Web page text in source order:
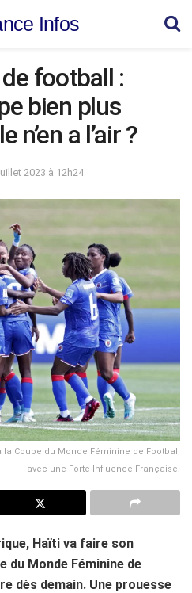
Infos
football :
bien plus
n’en a l’air ?
2023 à 12h24
Coupe du Monde Féminine de Football
avec une Forte Influence Française.
Haïti va faire son
du Monde Féminine de
dès demain. Une prouesse